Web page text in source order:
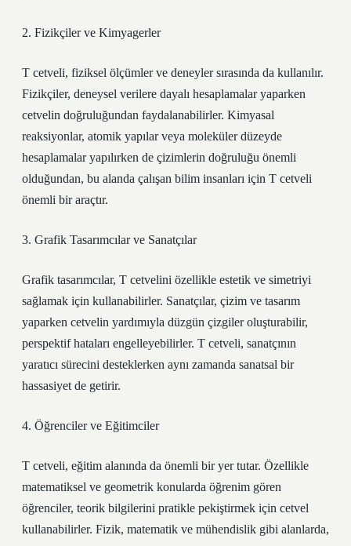
2. Fizikçiler ve Kimyagerler
T cetveli, fiziksel ölçümler ve deneyler sırasında da kullanılır.
Fizikçiler, deneysel verilere dayalı hesaplamalar yaparken
cetvelin doğruluğundan faydalanabilirler. Kimyasal
reaksiyonlar, atomik yapılar veya moleküler düzeyde
hesaplamalar yapılırken de çizimlerin doğruluğu önemli
olduğundan, bu alanda çalışan bilim insanları için T cetveli
önemli bir araçtır.
3. Grafik Tasarımcılar ve Sanatçılar
Grafik tasarımcılar, T cetvelini özellikle estetik ve simetriyi
sağlamak için kullanabilirler. Sanatçılar, çizim ve tasarım
yaparken cetvelin yardımıyla düzgün çizgiler oluşturabilir,
perspektif hataları engelleyebilirler. T cetveli, sanatçının
yaratıcı sürecini desteklerken aynı zamanda sanatsal bir
hassasiyet de getirir.
4. Öğrenciler ve Eğitimciler
T cetveli, eğitim alanında da önemli bir yer tutar. Özellikle
matematiksel ve geometrik konularda öğrenim gören
öğrenciler, teorik bilgilerini pratikle pekiştirmek için cetvel
kullanabilirler. Fizik, matematik ve mühendislik gibi alanlarda,